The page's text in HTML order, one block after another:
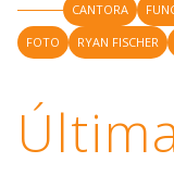
CANTORA
FOTO
RYAN FISCHER